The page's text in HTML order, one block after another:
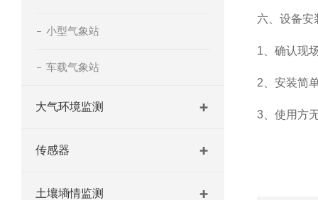
小型气象站
车载气象站
大气环境监测
传感器
土壤墒情监测
六、设备安
1、确认现
2、安装简
3、使用方